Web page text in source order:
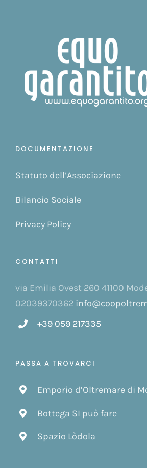
DOCUMENTAZIONE
Statuto dell’Associazione
Bilancio Sociale
Privacy Policy
CONTATTI
via Emilia Ovest 260 41100
02039370362
+39 059 217335
PASSA A TROVARCI
Emporio d’Oltremare di
Bottega SI può fare
Spazio Lòdola